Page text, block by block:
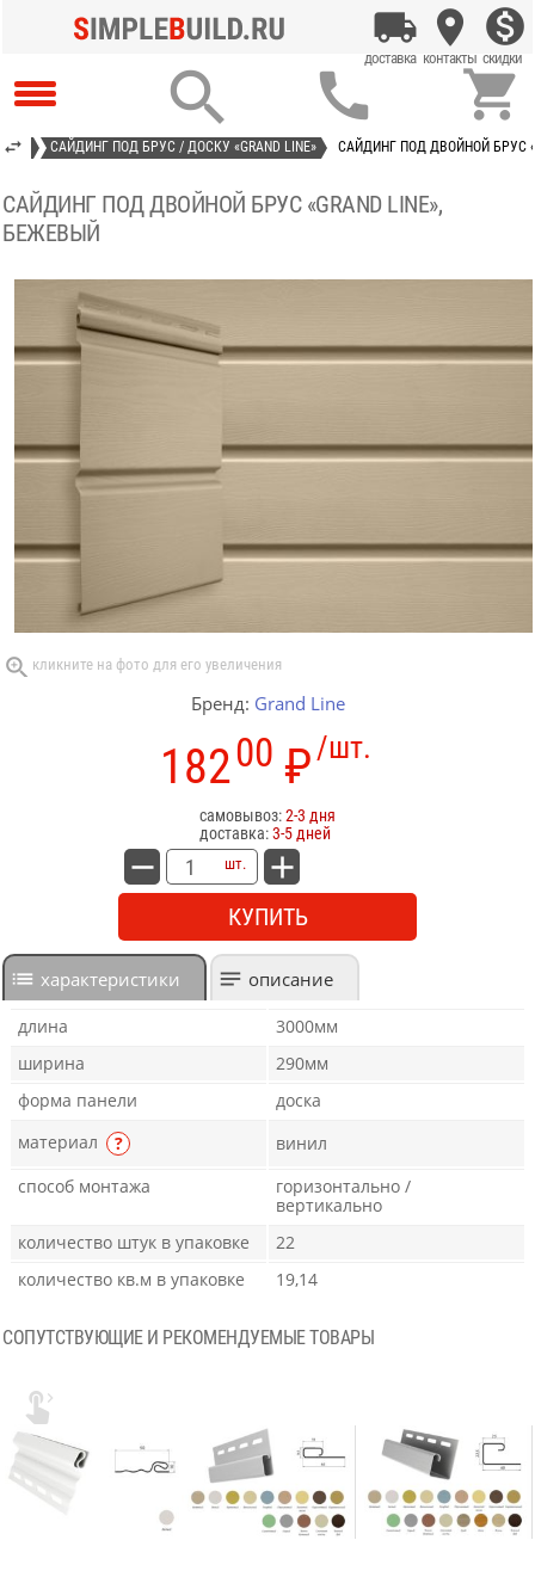
  
САЙДИНГ ПОД БРУС / ДОСКУ «GRAND LINE» САЙДИНГ ПОД ДВОЙНОЙ БРУС
САЙДИНГ ПОД ДВОЙНОЙ БРУС «GRAND LINE»,
БЕЖЕВЫЙ
Бренд: Grand Line
/шт.
18200 ₽
самовывоз:2-3 дня
доставка:3-5 дней
шт.
КУПИТЬ
характеристики описание
длина
3000мм
ширина
290мм
форма панели
доска
материал
?
винил
способ монтажа
горизонтально /
вертикально
количество штук в упаковке
22
количество кв.м в упаковке
19,14
СОПУТСТВУЮЩИЕ И РЕКОМЕНДУЕМЫЕ ТОВАРЫ
